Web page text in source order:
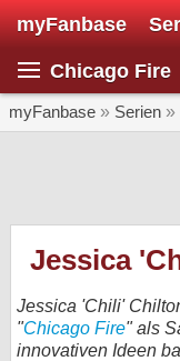
myFanbase
Chicago Fire
myFanbase » Serien »
Jessica
Jessica 'Chili'
"Chicago Fire" als
innovativen Ideen